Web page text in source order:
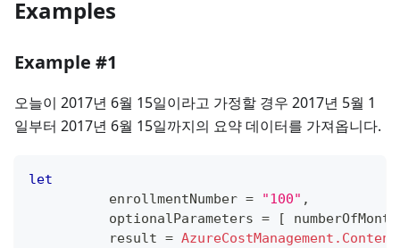
Examples
Example #1
오늘이 2017년 6월 15일이라고 가정할 경우 2017년 5월 1
일부터 2017년 6월 15일까지의 요약 데이터를 가져옵니다.
let
          enrollmentNumber
= "100" ,
          optionalParameters
= [
          result
=